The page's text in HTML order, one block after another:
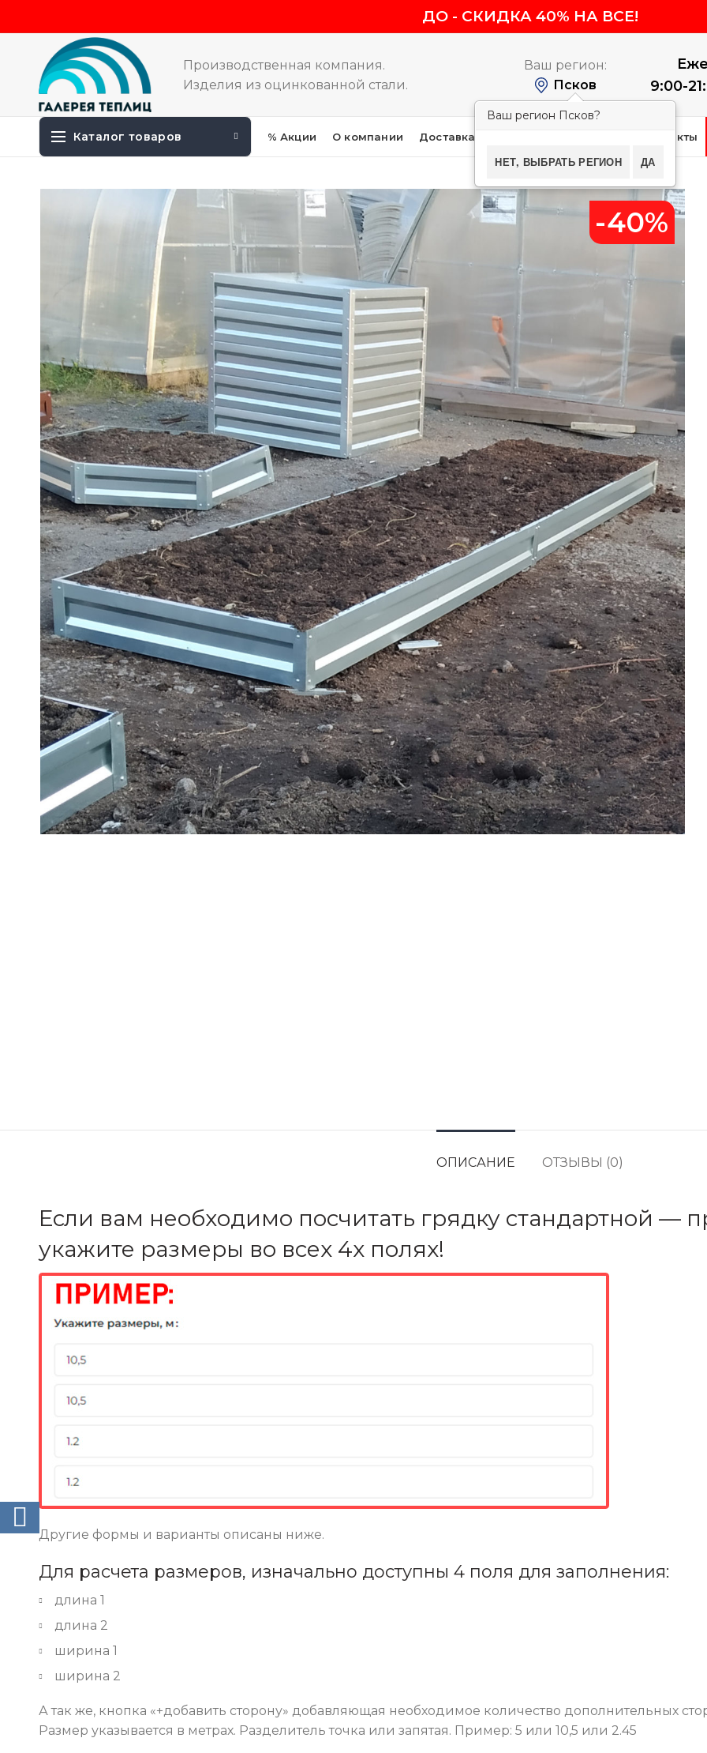
ДО - СКИДКА 40% НА ВСЕ!
Производственная компания.
Изделия из оцинкованной стали.
Ваш регион:
Псков
Ваш регион Псков?
НЕТ, ВЫБРАТЬ РЕГИОН ДА
9:00-
Каталог товаров % Акции О компании Доставка и оплата Контакты
-40%
ОПИСАНИЕ ОТЗЫВЫ (0)
Если вам необходимо посчитать грядку стандартной —
укажите размеры во всех 4х полях!
Другие формы и варианты описаны ниже.
Для расчета размеров, изначально доступны 4 поля для заполнения:
длина 1
длина 2
ширина 1
ширина 2
А так же, кнопка «+добавить сторону» добавляющая необходимое количество дополнительных
Размер указывается в метрах. Разделитель точка или запятая. Пример: 5 или 10,5 или 2.45